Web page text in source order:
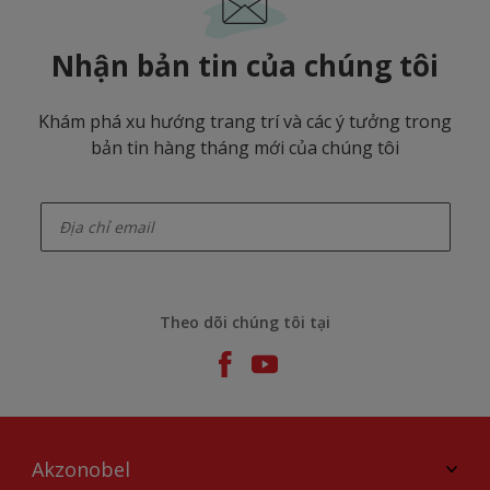
Nhận bản tin của chúng tôi
Khám phá xu hướng trang trí và các ý tưởng trong
bản tin hàng tháng mới của chúng tôi
Theo dõi chúng tôi tại
Akzonobel